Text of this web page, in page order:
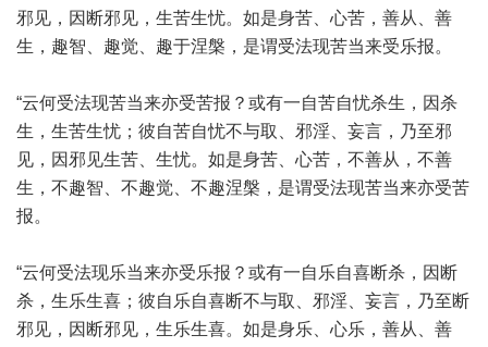
邪见，因断邪见，生苦生忧。如是身苦、心苦，善从、善
生，趣智、趣觉、趣于涅槃，是谓受法现苦当来受乐报。
“云何受法现苦当来亦受苦报？或有一自苦自忧杀生，因杀
生，生苦生忧；彼自苦自忧不与取、邪淫、妄言，乃至邪
见，因邪见生苦、生忧。如是身苦、心苦，不善从，不善
生，不趣智、不趣觉、不趣涅槃，是谓受法现苦当来亦受苦
报。
“云何受法现乐当来亦受乐报？或有一自乐自喜断杀，因断
杀，生乐生喜；彼自乐自喜断不与取、邪淫、妄言，乃至断
邪见，因断邪见，生乐生喜。如是身乐、心乐，善从、善